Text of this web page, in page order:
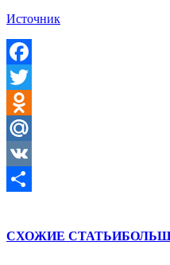
Источник
Facebook
Twitter
Odnoklassniki
Mail.Ru
VK
СХОЖИЕ СТАТЬИ